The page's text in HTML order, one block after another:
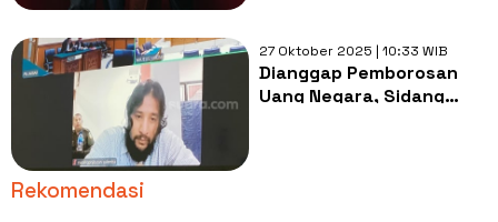
27 Oktober 2025 | 10:33 WIB
Dianggap Pemborosan
Uang Negara, Sidang
Rekomendasi